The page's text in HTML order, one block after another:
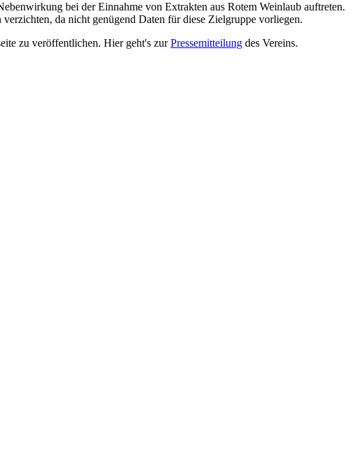
bei der Einnahme von Extrakten aus Rotem Weinlaub auftreten.
da nicht genügend Daten für diese Zielgruppe vorliegen.
zu veröffentlichen. Hier geht's zurPressemitteilung des Vereins.